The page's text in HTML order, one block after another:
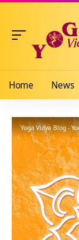
Home News
Yoga Vidya Blog -